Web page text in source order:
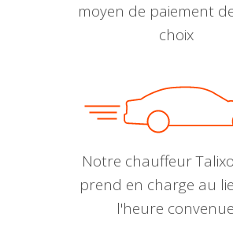
moyen de paiement
choix
Notre chauffeur
prend en charge au
l'heure